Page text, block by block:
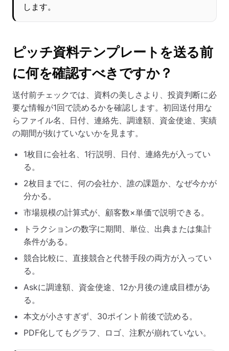
します。
ピッチ資料テンプレートを送る前
に何を確認すべきですか？
送付前チェックでは、資料の美しさより、投資判断に必
要な情報が1回で読めるかを確認します。初回送付用な
らファイル名、日付、連絡先、調達額、資金使途、実績
の期間が抜けていないかを見ます。
1枚目に会社名、1行説明、日付、連絡先が入ってい
る。
2枚目までに、何の会社か、誰の課題か、なぜ今かが
分かる。
市場規模の計算式が、顧客数×単価で説明できる。
トラクションの数字に期間、単位、出典または集計
条件がある。
競合比較に、直接競合と代替手段の両方が入ってい
る。
Askに調達額、資金使途、12か月後の達成目標があ
る。
本文が小さすぎず、30ポイント前後で読める。
PDF化してもグラフ、ロゴ、注釈が崩れていない。